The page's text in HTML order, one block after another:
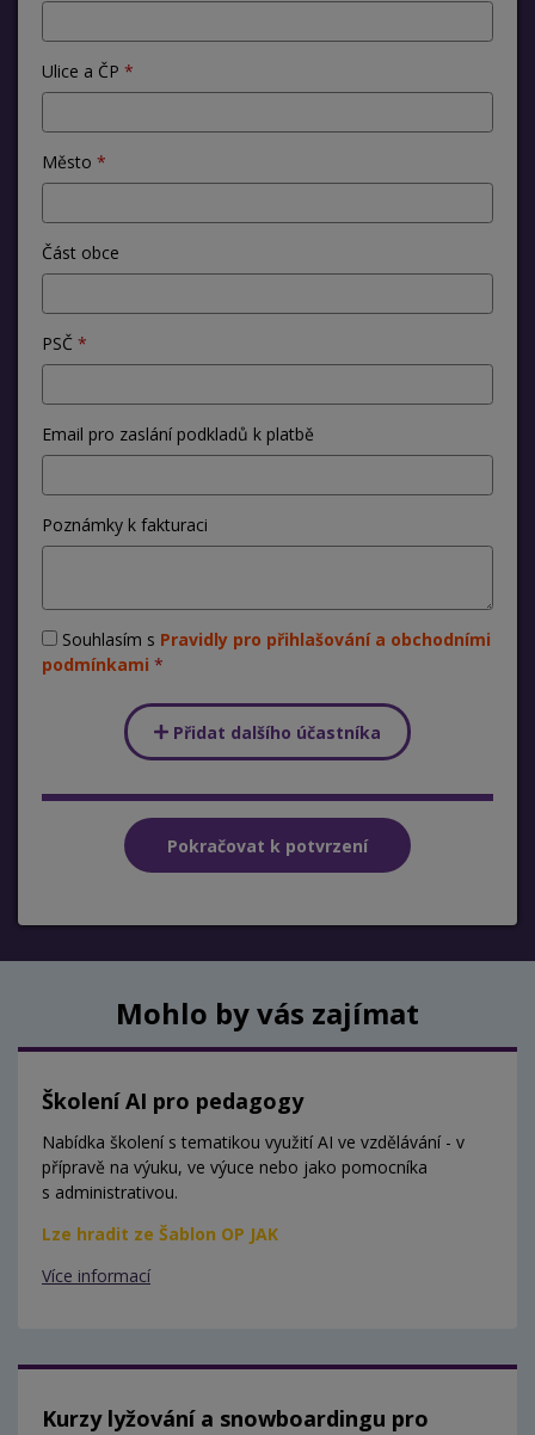
Ulice a ČP
Město
Část obce
PSČ
Email pro zaslání podkladů k platbě
Poznámky k fakturaci
Souhlasím s Pravidly pro přihlašování a obchodními
podmínkami
Přidat dalšího účastníka
Mohlo by vás zajímat
Školení AI pro pedagogy
Nabídka školení s tematikou využití AI ve vzdělávání - v
přípravě na výuku, ve výuce nebo jako pomocníka
s administrativou.
Lze hradit ze Šablon OP JAK
Více informací
Kurzy lyžování a snowboardingu pro